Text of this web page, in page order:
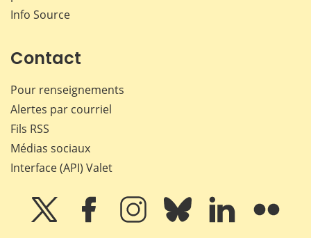
Info Source
Contact
Pour renseignements
Alertes par courriel
Fils RSS
Médias sociaux
Interface (API) Valet